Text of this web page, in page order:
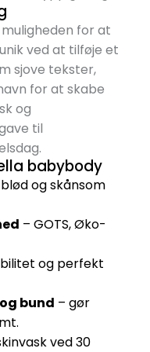
for at
ved at tilføje et
sjove tekster,
for at skabe
og
til
babybody
og skånsom
– GOTS, Øko-
og perfekt
bund – gør
ved 30